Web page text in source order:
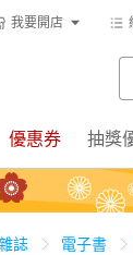
我要開店
優惠券 抽獎
誌 電子書